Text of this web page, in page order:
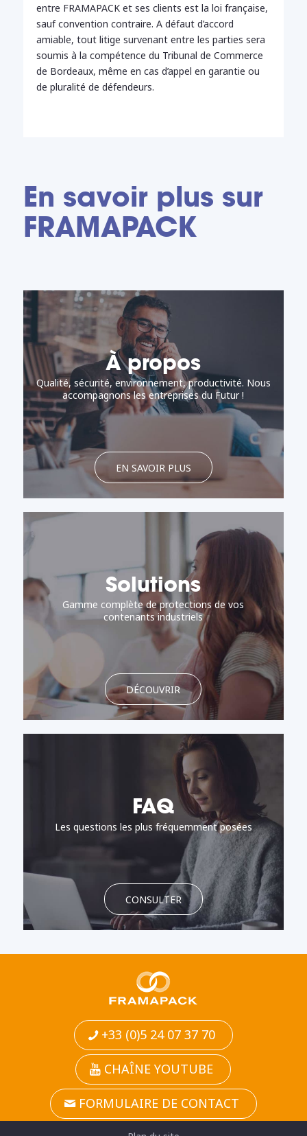
entre FRAMAPACK et ses clients est la loi française,
sauf convention contraire. A défaut d’accord
amiable, tout litige survenant entre les parties sera
soumis à la compétence du Tribunal de Commerce
de Bordeaux, même en cas d’appel en garantie ou
de pluralité de défendeurs.
En savoir plus sur
FRAMAPACK
À propos
Qualité, sécurité, environnement, productivité. Nous
accompagnons les entreprises du Futur !
EN SAVOIR PLUS
Solutions
Gamme complète de protections de vos
contenants industriels
DÉCOUVRIR
FAQ
Les questions les plus fréquemment posées
CONSULTER
+33 (0)5 24 07 37 70
CHAÎNE YOUTUBE
FORMULAIRE DE CONTACT